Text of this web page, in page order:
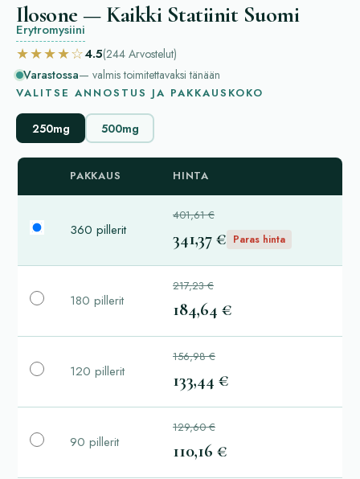
Ilosone — Kaikki Statiinit Suomi
Erytromysiini
★★★★☆4.5(244 Arvostelut)
Varastossa— valmis toimitettavaksi tänään
VALITSE ANNOSTUS JA PAKKAUSKOKO
250mg 500mg
PAKKAUS HINTA
360 pillerit
401,61 €
341,37 € Paras hinta
180 pillerit
217,23 €
184,64 €
120 pillerit
156,98 €
133,44 €
90 pillerit
129,60 €
110,16 €